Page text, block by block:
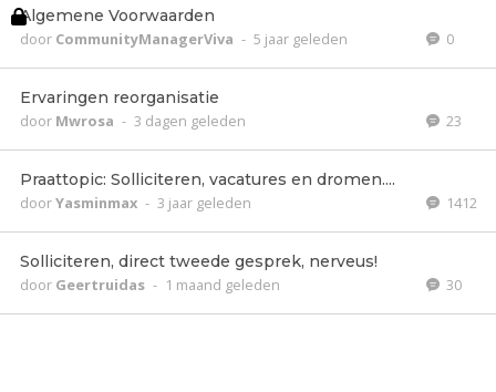
Algemene Voorwaarden
door CommunityManagerViva - 5 jaar geleden 0
Ervaringen reorganisatie
door Mwrosa - 3 dagen geleden 23
Praattopic: Solliciteren, vacatures en dromen....
doorYasminmax - 3 jaar geleden 1412
Solliciteren, direct tweede gesprek, nerveus!
door Geertruidas - 1 maand geleden 30